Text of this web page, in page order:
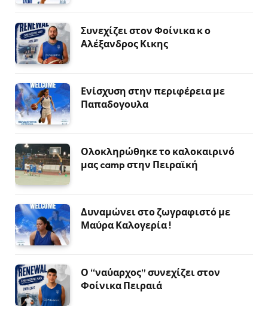
Συνεχίζει στον Φοίνικα κ ο
Αλέξανδρος Κικης
Ενίσχυση στην περιφέρεια με
Παπαδογουλα
Ολοκληρώθηκε το καλοκαιρινό
μας camp στην Πειραϊκή
Δυναμώνει στο ζωγραφιστό με
Μαύρα Καλογερία !
Ο “ναύαρχος” συνεχίζει στον
Φοίνικα Πειραιά